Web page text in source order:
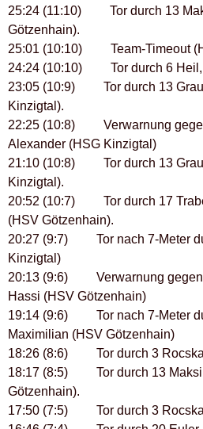
25:24 (11:10) Tor durch 13
Götzenhain).
25:01 (10:10) Team-Timeout
24:24 (10:10) Tor durch 6 Heil,
23:05 (10:9) Tor durch 13
Kinzigtal).
22:25 (10:8) Verwarnung
Alexander (HSG Kinzigtal)
21:10 (10:8) Tor durch 13
Kinzigtal).
20:52 (10:7) Tor durch 17
(HSV Götzenhain).
20:27 (9:7) Tor nach 7-Meter
Kinzigtal)
20:13 (9:6) Verwarnung gegen
Hassi (HSV Götzenhain)
19:14 (9:6) Tor nach 7-Meter
Maximilian (HSV Götzenhain)
18:26 (8:6) Tor durch 3
18:17 (8:5) Tor durch 13
Götzenhain).
17:50 (7:5) Tor durch 3